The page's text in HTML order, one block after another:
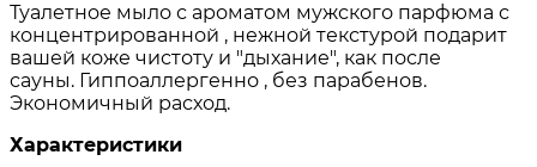
Туалетное мыло с ароматом мужского парфюма с
концентрированной , нежной текстурой подарит
вашей коже чистоту и "дыхание", как после
сауны. Гиппоаллергенно , без парабенов.
Экономичный расход.
Характеристики